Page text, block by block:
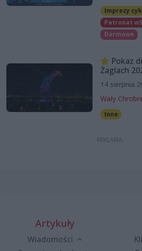
Imprezy
Patronat
Darmowe
Pokaz
Żaglach
14 sierpnia
Wały
Inne
Artykuły
Wiadomości